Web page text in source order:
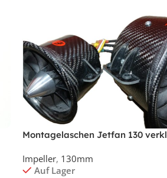
Montagelaschen Jetfan 130
Impeller, 130mm
Auf Lager